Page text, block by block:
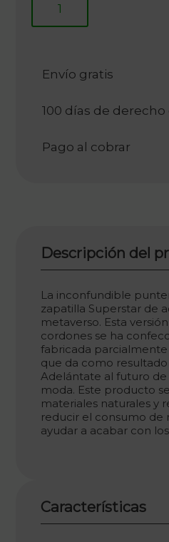
Envío gratis
100 días de
Pago al cobrar
Descripción del
La inconfundible
zapatilla Superstar de
metaverso. Esta
cordones se ha
fabricada
que da como
Adelántate al futuro de
moda. Este producto
materiales naturales y
reducir el consumo de
ayudar a acabar con
Características